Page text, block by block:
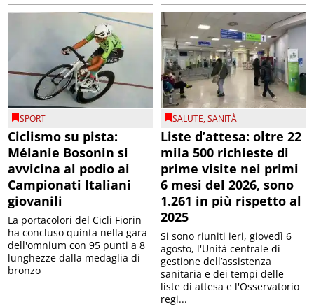
SPORT
Ciclismo su pista:
Mélanie Bosonin si
avvicina al podio ai
Campionati Italiani
giovanili
La portacolori del Cicli Fiorin
ha concluso quinta nella gara
dell'omnium con 95 punti a 8
lunghezze dalla medaglia di
bronzo
SALUTE,SANITÀ
Liste d’attesa: oltre 22
mila 500 richieste di
prime visite nei primi
6 mesi del 2026, sono
1.261 in più rispetto al
2025
Si sono riuniti ieri, giovedì 6
agosto, l'Unità centrale di
gestione dell’assistenza
sanitaria e dei tempi delle
liste di attesa e l'Osservatorio
regi...